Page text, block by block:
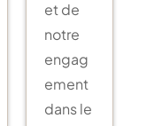
et de
notre
engag
ement
dans le